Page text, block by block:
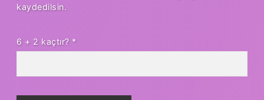
kaydedilsin.
6 + 2 kaçtır? *